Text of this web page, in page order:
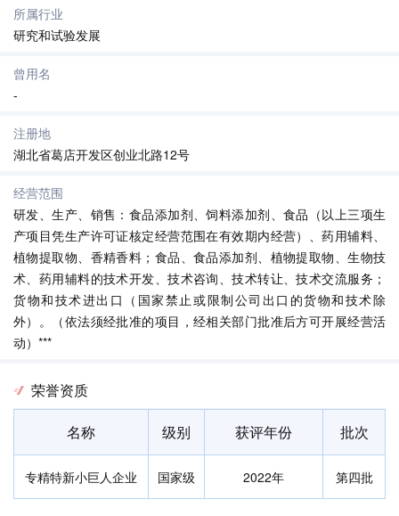
所属行业
研究和试验发展
曾用名
-
注册地
湖北省葛店开发区创业北路12号
经营范围
研发、生产、销售：食品添加剂、饲料添加剂、食品（以上三项生
产项目凭生产许可证核定经营范围在有效期内经营）、药用辅料、
植物提取物、香精香料；食品、食品添加剂、植物提取物、生物技
术、药用辅料的技术开发、技术咨询、技术转让、技术交流服务；
货物和技术进出口（国家禁止或限制公司出口的货物和技术除
外）。（依法须经批准的项目，经相关部门批准后方可开展经营活
动）***
荣誉资质
名称 级别 获评年份 批次
专精特新小巨人企业 国家级 2022年 第四批